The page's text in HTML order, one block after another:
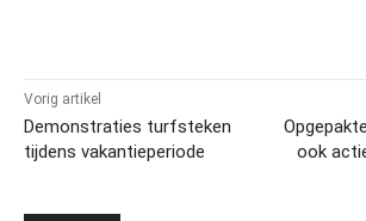
Vorig artikel
Demonstraties turfsteken
tijdens vakantieperiode
ook